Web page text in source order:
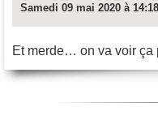
Samedi 09 mai 2020 à
Et merde… on va voir ça